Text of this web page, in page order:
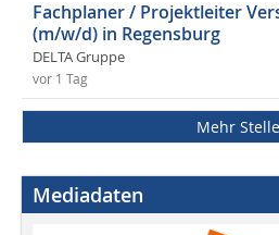
Fachplaner / Projektleiter
(m/w/d) in Regensburg
DELTA Gruppe
vor 1 Tag
Mehr
Mediadaten